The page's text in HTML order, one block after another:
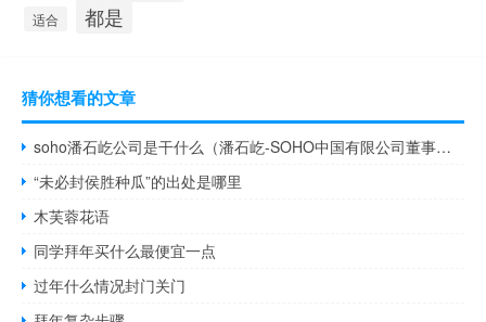
适合 都是
猜你想看的文章
soho潘石屹公司是干什么（潘石屹-SOHO中国有限公司董事长介绍）
“未必封侯胜种瓜”的出处是哪里
木芙蓉花语
同学拜年买什么最便宜一点
过年什么情况封门关门